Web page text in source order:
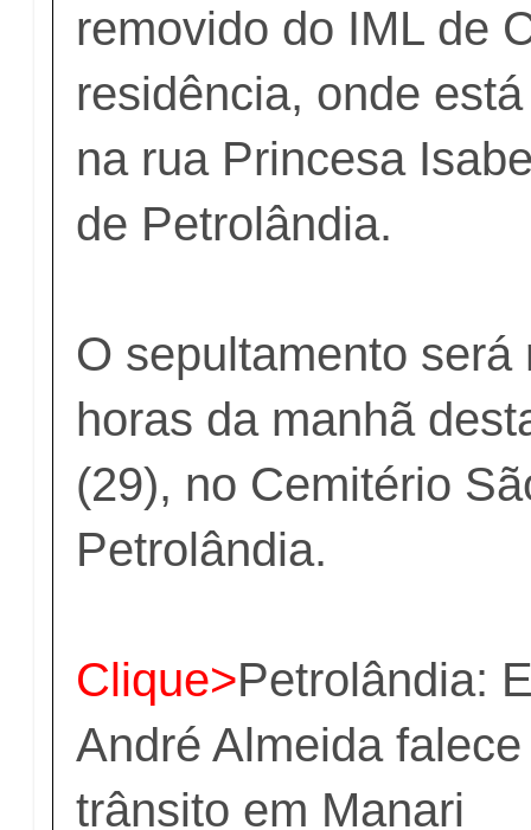
removido do IML de
residência, onde
na rua Princesa
de Petrolândia.
O sepultamento será
horas da manhã
(29), no Cemitério
Petrolândia.
Clique>Petrolândia:
André Almeida
trânsito em Manari